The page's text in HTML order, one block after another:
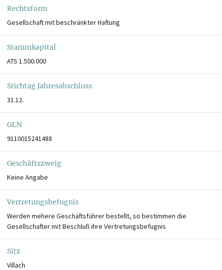
Rechtsform
Gesellschaft mit beschränkter Haftung
Stammkapital
ATS 1.500.000
Stichtag Jahresabschluss
31.12.
GLN
9110015241488
Geschäftszweig
Keine Angabe
Vertretungsbefugnis
Werden mehere Geschäftsführer bestellt, so bestimmen die
Gesellschafter mit Beschluß ihre Vertretungsbefugnis
Sitz
Villach